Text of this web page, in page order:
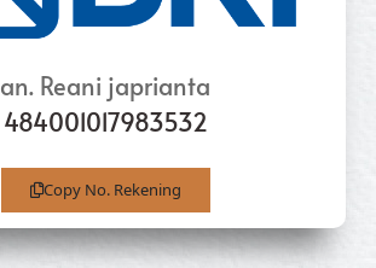
an. Reani japrianta
484001017983532
Copy No. Rekening